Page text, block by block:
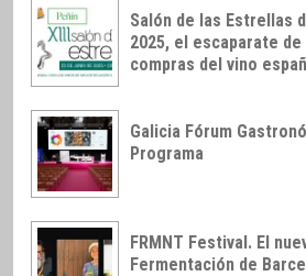
Salón de las Estrellas
2025, el escaparate
compras del vino
Galicia Fórum
Programa
FRMNT Festival. El
Fermentación de